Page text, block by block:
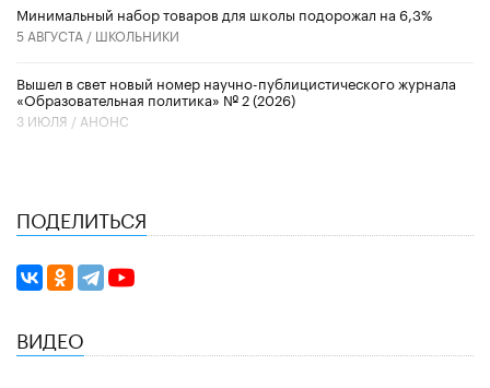
Минимальный набор товаров для школы подорожал на 6,3%
5 АВГУСТА / ШКОЛЬНИКИ
Вышел в свет новый номер научно-публицистического журнала
«Образовательная политика» № 2 (2026)
3 ИЮЛЯ / АНОНС
ПОДЕЛИТЬСЯ
ВИДЕО